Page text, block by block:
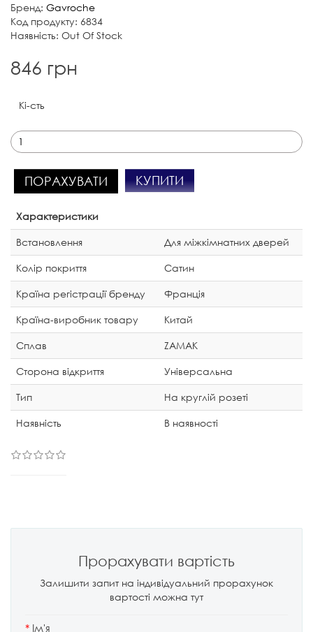
Бренд: Gavroche
Код продукту: 6834
Наявність: Out Of Stock
846 грн
Кі-сть
ПОРАХУВАТИ КУПИТИ
Характеристики
Встановлення
Для міжкімнатних дверей
Колір покриття
Сатин
Країна регістрації бренду
Франція
Країна-виробник товару
Китай
Сплав
ZAMAK
Сторона відкриття
Універсальна
Тип
На круглій розеті
Наявність
В наявності
Прорахувати вартість
Залишити запит на індивідуальний прорахунок
вартості можна тут
* Ім'я